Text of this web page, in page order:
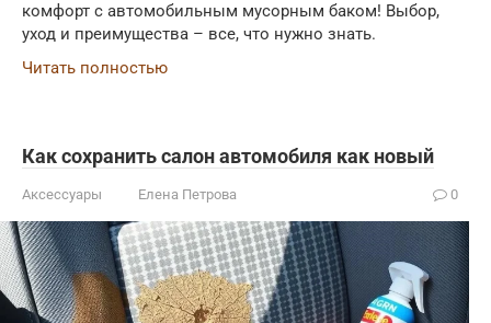
комфорт с автомобильным мусорным баком! Выбор,
уход и преимущества – все, что нужно знать.
Читать полностью
Как сохранить салон автомобиля как новый
Аксессуары Елена Петрова 0